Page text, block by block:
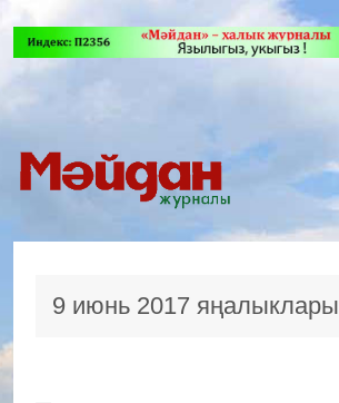
9 июнь 2017 яңалыклары